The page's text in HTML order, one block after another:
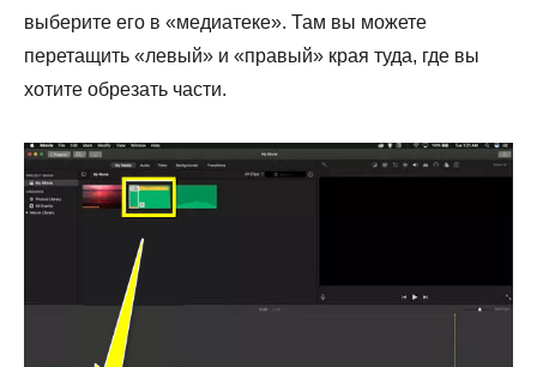
выберите его в «медиатеке». Там вы можете
перетащить «левый» и «правый» края туда, где вы
хотите обрезать части.